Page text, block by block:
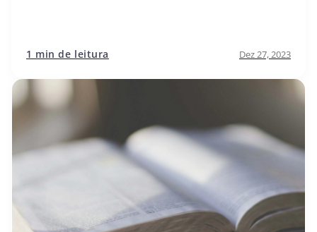
1 min de leitura Dez 27, 2023